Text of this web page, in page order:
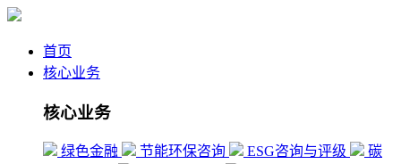
首页
核心业务
核心业务
绿色金融 节能环保咨询 ESG咨询与评级
碳